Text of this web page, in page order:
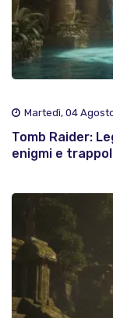
Martedì, 04
Tomb Raider:
enigmi e